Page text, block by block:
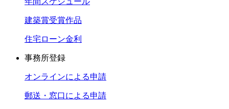
建築賞受賞作品
住宅ローン金利
事務所登録
オンラインによる申請
郵送・窓口による申請